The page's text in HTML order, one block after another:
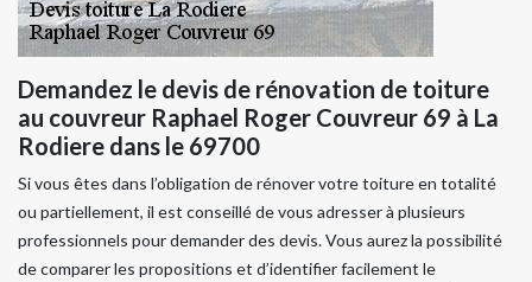
Demandez le devis de rénovation de toiture
au couvreur Raphael Roger Couvreur 69 à La
Rodiere dans le 69700
Si vous êtes dans l’obligation de rénover votre toiture en totalité
ou partiellement, il est conseillé de vous adresser à plusieurs
professionnels pour demander des devis. Vous aurez la possibilité
de comparer les propositions et d’identifier facilement le